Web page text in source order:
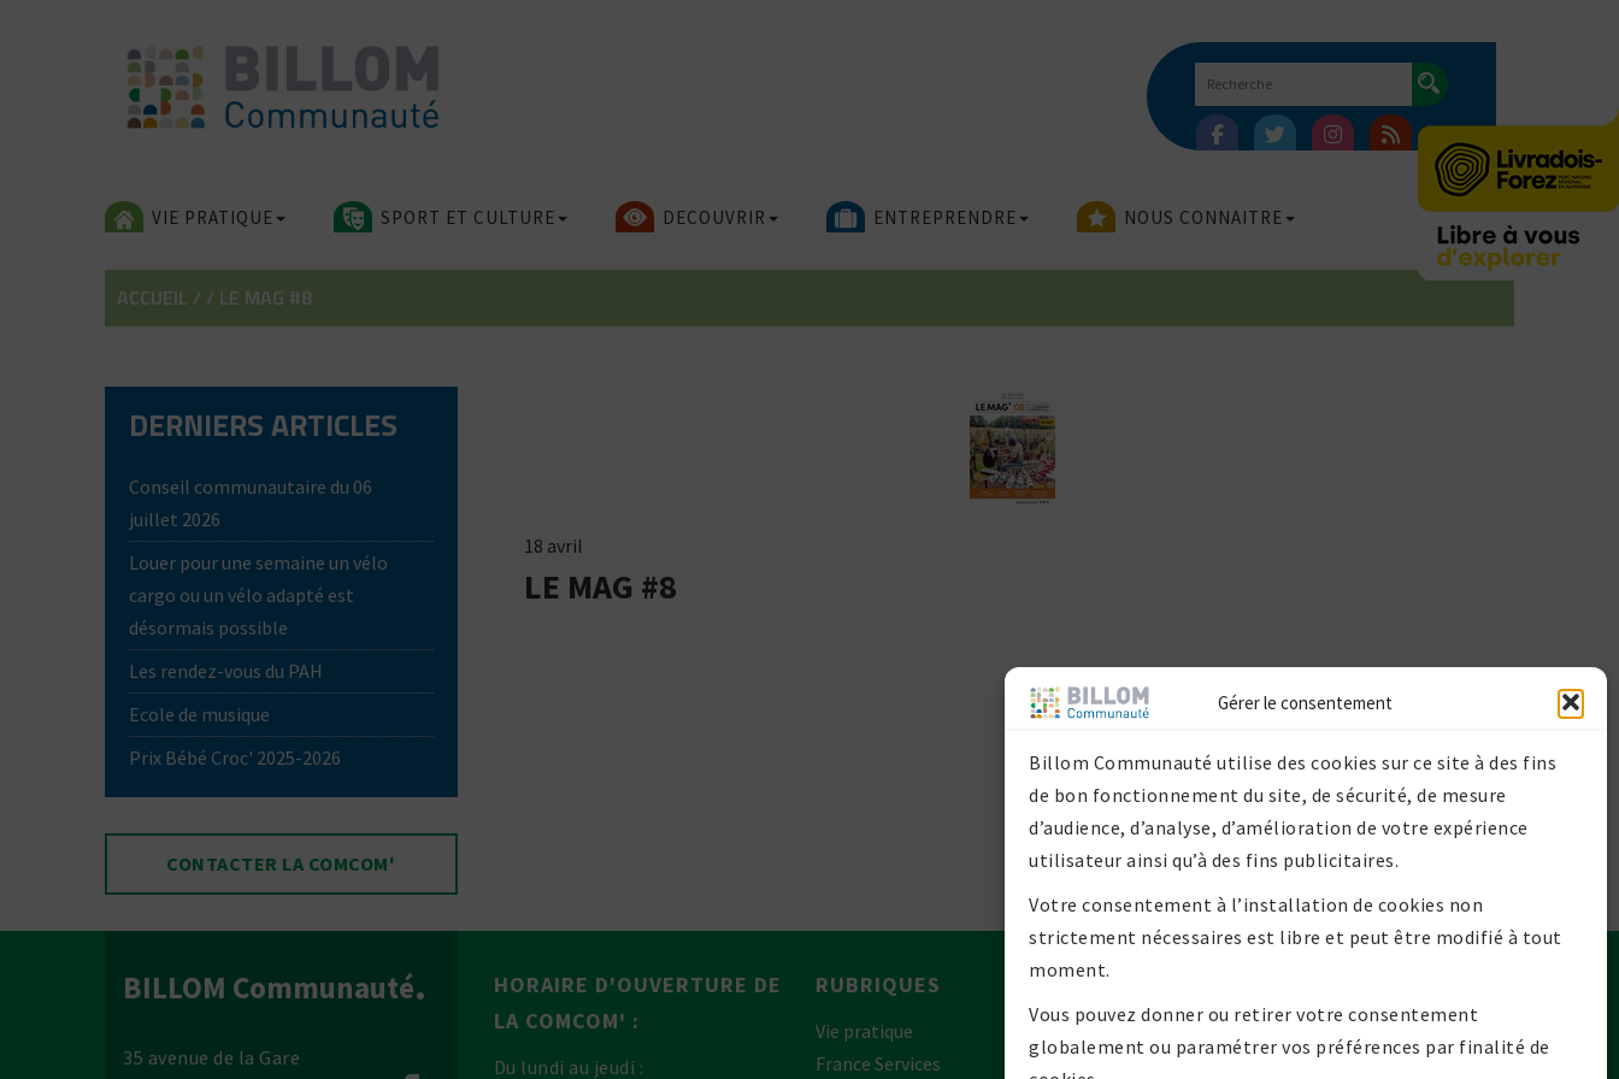
Gérer le consentement
Billom Communauté utilise des cookies sur ce site à des fins
de bon fonctionnement du site, de sécurité, de mesure
d’audience, d’analyse, d’amélioration de votre expérience
utilisateur ainsi qu’à des fins publicitaires.
Votre consentement à l’installation de cookies non
strictement nécessaires est libre et peut être modifié à tout
moment.
Vous pouvez donner ou retirer votre consentement
globalement ou paramétrer vos préférences par finalité de
VIE PRATIQUE SPORT ET CULTURE DECOUVRIR ENTREPRENDRE NOUS CONNAITRE
ACCUEIL / / LE MAG #8
DERNIERS ARTICLES
Conseil communautaire du 06
juillet 2026
Louer pour une semaine un vélo
cargo ou un vélo adapté est
désormais possible
Les rendez-vous du PAH
Ecole de musique
Prix Bébé Croc' 2025-2026
CONTACTER LA COMCOM'
18 avril
LE MAG #8
BILLOM Communauté
35 avenue de la Gare
HORAIRE D'OUVERTURE DE
LA COMCOM' :
Du lundi au jeudi :
RUBRIQUES
Vie pratique
France Services
Contact
Plan de site
Mentions légales